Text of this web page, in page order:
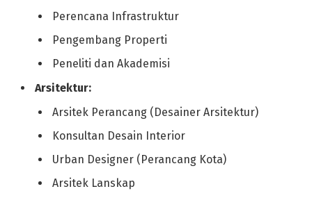
Perencana Infrastruktur
Pengembang Properti
Peneliti dan Akademisi
Arsitektur:
Arsitek Perancang (Desainer Arsitektur)
Konsultan Desain Interior
Urban Designer (Perancang Kota)
Arsitek Lanskap